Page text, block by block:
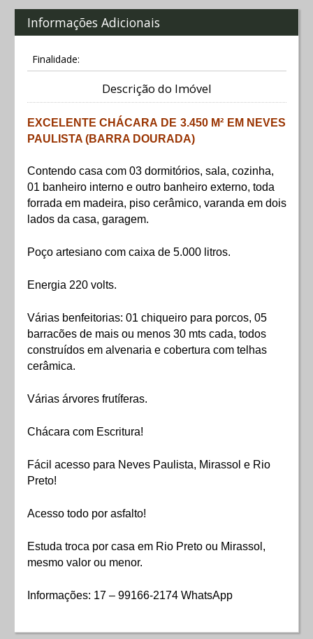
Informações Adicionais
Finalidade:
Descrição do Imóvel
EXCELENTE CHÁCARA DE 3.450 M² EM NEVES
PAULISTA (BARRA DOURADA)
Contendo casa com 03 dormitórios, sala, cozinha,
01 banheiro interno e outro banheiro externo, toda
forrada em madeira, piso cerâmico, varanda em dois
lados da casa, garagem.
Poço artesiano com caixa de 5.000 litros.
Energia 220 volts.
Várias benfeitorias: 01 chiqueiro para porcos, 05
barracões de mais ou menos 30 mts cada, todos
construídos em alvenaria e cobertura com telhas
cerâmica.
Várias árvores frutíferas.
Chácara com Escritura!
Fácil acesso para Neves Paulista, Mirassol e Rio
Preto!
Acesso todo por asfalto!
Estuda troca por casa em Rio Preto ou Mirassol,
mesmo valor ou menor.
Informações: 17 – 99166-2174 WhatsApp